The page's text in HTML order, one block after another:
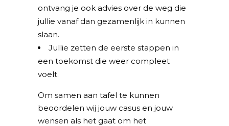
ontvang je ook advies over de weg die
jullie vanaf dan gezamenlijk in kunnen
slaan.
Jullie zetten de eerste stappen in
een toekomst die weer compleet
voelt.
Om samen aan tafel te kunnen
beoordelen wij jouw casus en jouw
wensen als het gaat om het